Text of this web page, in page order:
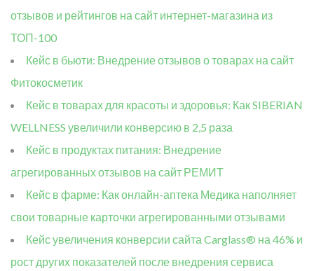
отзывов и рейтингов на сайт интернет-магазина из
ТОП-100
Кейс в бьюти: Внедрение отзывов о товарах на сайт
Фитокосметик
Кейс в товарах для красоты и здоровья: Как SIBERIAN
WELLNESS увеличили конверсию в 2,5 раза
Кейс в продуктах питания: Внедрение
агрегированных отзывов на сайт РЕМИТ
Кейс в фарме: Как онлайн-аптека Медика наполняет
свои товарные карточки агрегированными отзывами
Кейс увеличения конверсии сайта Carglass® на 46% и
рост других показателей после внедрения сервиса